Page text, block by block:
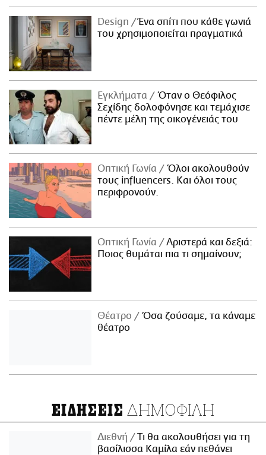
Design
Ένα σπίτι που κάθε γωνιά
του χρησιμοποιείται πραγματικά
Εγκλήματα
Όταν ο Θεόφιλος
Σεχίδης δολοφόνησε και τεμάχισε
πέντε μέλη της οικογένειάς του
Οπτική Γωνία
Όλοι ακολουθούν
τους influencers. Και όλοι τους
περιφρονούν.
Οπτική Γωνία
Αριστερά και δεξιά:
Ποιος θυμάται πια τι σημαίνουν;
Θέατρο
Όσα ζούσαμε, τα κάναμε
θέατρο
ΕΙΔΗΣΕΙΣ ΔΗΜΟΦΙΛΗ
Διεθνή
Τι θα ακολουθήσει για τη
βασίλισσα Καμίλα εάν πεθάνει